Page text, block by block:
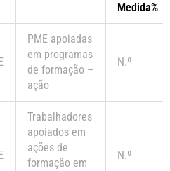
Medida%
PME apoiadas
em programas
de formação –
ação
N.º
Trabalhadores
apoiados em
ações de
formação em
N.º